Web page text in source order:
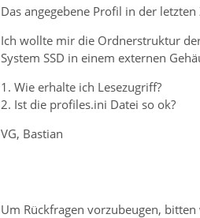
Das angegebene Profil in der
Ich wollte mir die Ordnerstruktur
System SSD in einem externen
1. Wie erhalte ich Lesezugriff?
2. Ist die profiles.ini Datei so ok?
VG, Bastian
Um Rückfragen vorzubeugen,